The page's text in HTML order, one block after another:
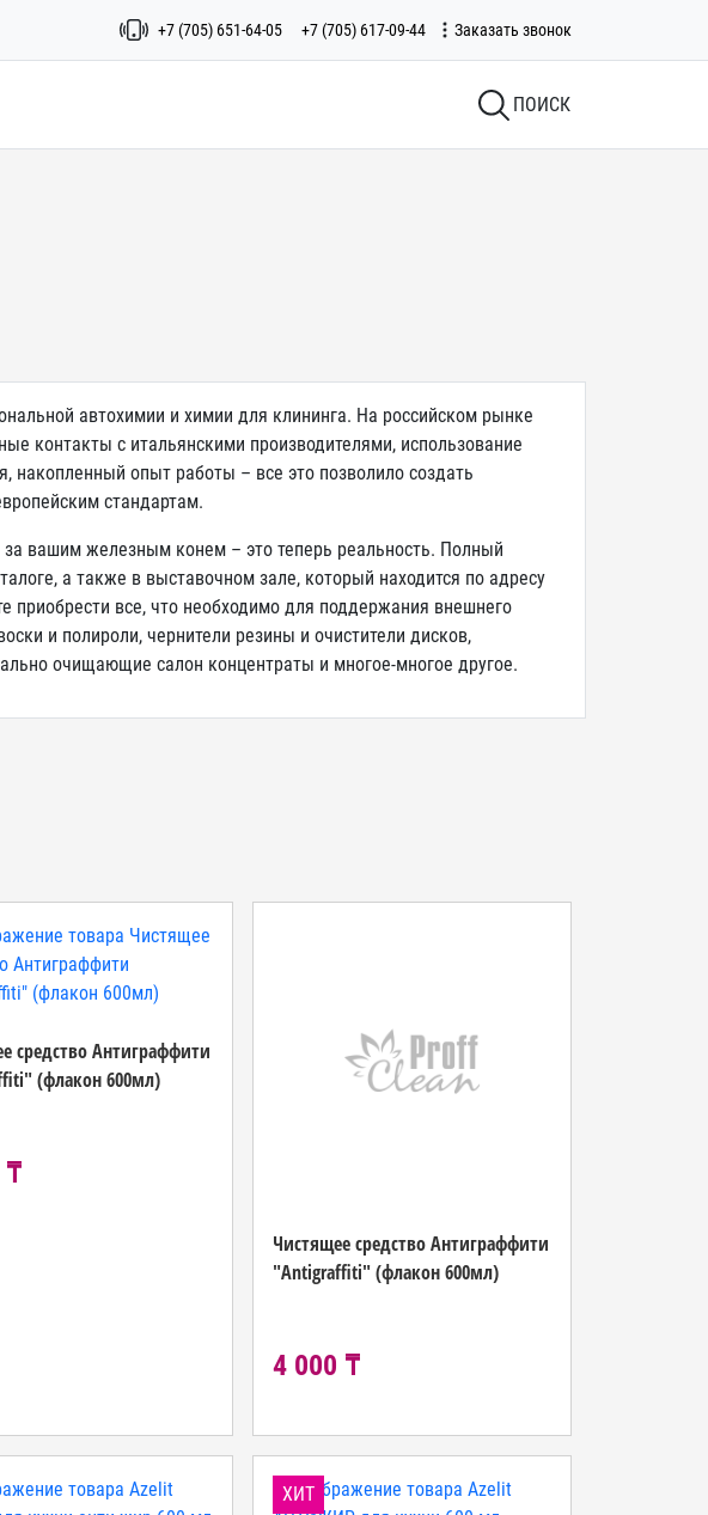
+7 (705) 651-64-05 +7 (705) 617-09-44 Заказать звонок
ПОИСК
автохимии и химии для клининга. На российском рынке
контакты с итальянскими производителями, использование
накопленный опыт работы – все это позволило создать
стандартам.
вашим железным конем – это теперь реальность. Полный
а также в выставочном зале, который находится по адресу
приобрести все, что необходимо для поддержания внешнего
и полироли, чернители резины и очистители дисков,
очищающие салон концентраты и многое-многое другое.
средство Антиграффити
(флакон 600мл)
₸
Чистящее средство Антиграффити
"Antigraffiti" (флакон 600мл)
4 000 ₸
ХИТ